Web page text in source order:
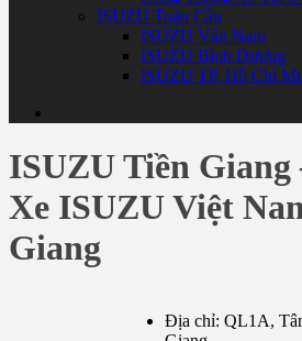
ISUZU Toàn Cầu
ISUZU Vân Nam
ISUZU Bình Dương
ISUZU TP. Hồ Chí
ISUZU Tiền
Xe ISUZU Việt
Giang
Địa chỉ: QL1A,